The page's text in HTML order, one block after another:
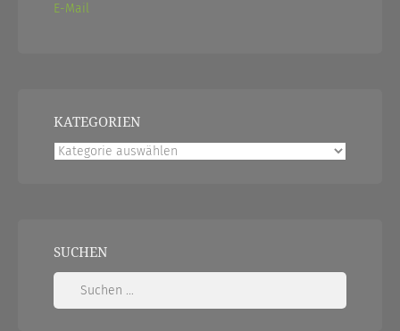
E-Mail
KATEGORIEN
Kategorien
SUCHEN
Suchen